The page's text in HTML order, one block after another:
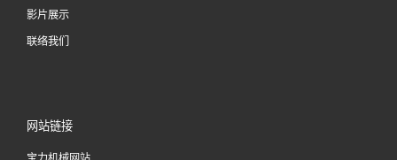
影片展示
联络我们
网站链接